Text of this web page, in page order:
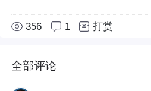
356 1 打赏
全部评论